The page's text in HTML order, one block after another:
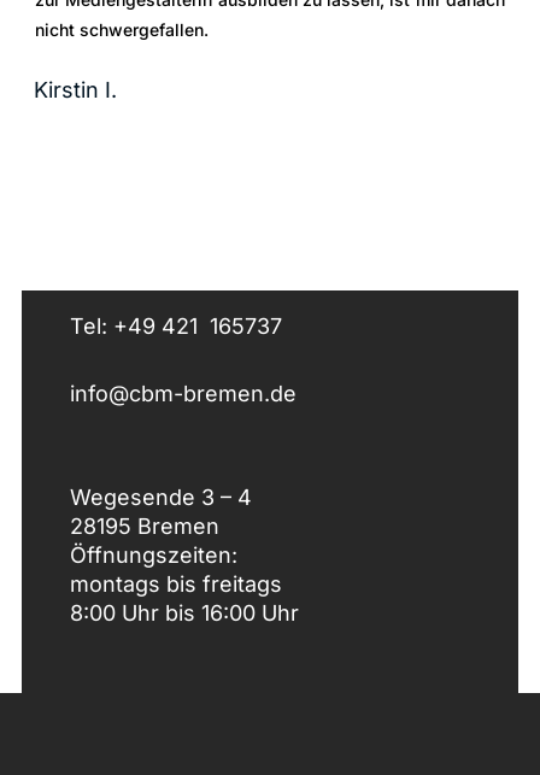
nicht schwergefallen.
Kirstin I.
Tel: +49 421 165737
info@cbm-bremen.de
Wegesende 3 – 4
28195 Bremen
Öffnungszeiten:
montags bis freitags
8:00 Uhr bis 16:00 Uhr